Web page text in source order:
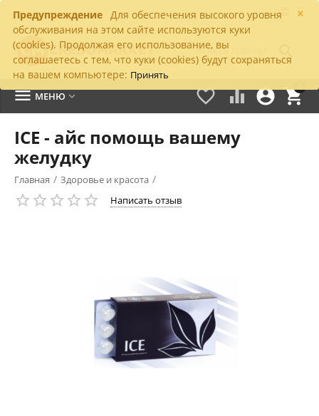
×
Предупреждение Для обеспечения высокого уровня
обслуживания на этом сайте используются куки
(cookies). Продолжая его использование, вы
соглашаетесь с тем, что куки (cookies) будут сохраняться
на вашем компьютере: Принять


 
 МЕНЮ 
ICE - айс помощь вашему
желудку
Главная / Здоровье и красота /
Написать отзыв